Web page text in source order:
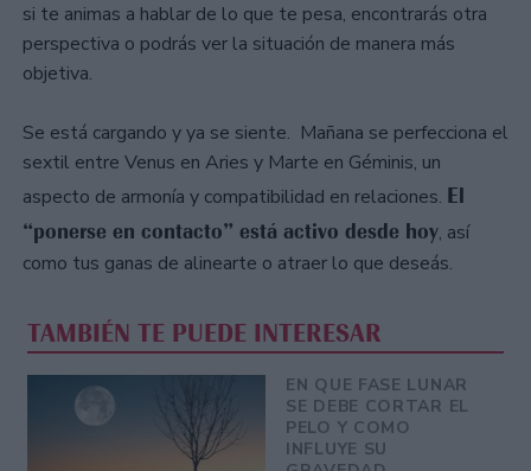
si te animas a hablar de lo que te pesa, encontrarás otra
perspectiva o podrás ver la situación de manera más
objetiva.
Se está cargando y ya se siente. Mañana se perfecciona el
sextil entre Venus en Aries y Marte en Géminis, un
aspecto de armonía y compatibilidad en relaciones. El
“ponerse en contacto” está activo desde hoy, así
como tus ganas de alinearte o atraer lo que deseás.
TAMBIÉN TE PUEDE INTERESAR
EN QUE FASE LUNAR
SE DEBE CORTAR EL
PELO Y COMO
INFLUYE SU